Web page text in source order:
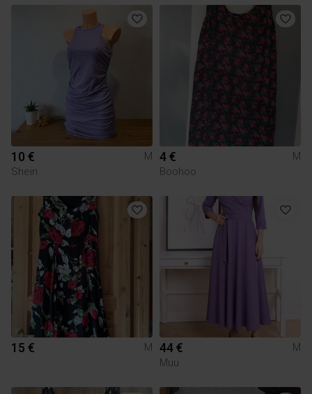
10 €
M
Shein
4 €
M
Boohoo
15 € M 44 €
M
Muu